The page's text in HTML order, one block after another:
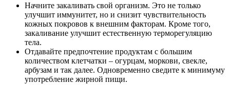
Начните закаливать свой организм. Это не только
улучшит иммунитет, но и снизит чувствительность
кожных покровов к внешним факторам. Кроме того,
закаливание улучшит естественную терморегуляцию
тела.
Отдавайте предпочтение продуктам с большим
количеством клетчатки – огурцам, моркови, свекле,
арбузам и так далее. Одновременно сведите к минимуму
употребление жирной пищи.